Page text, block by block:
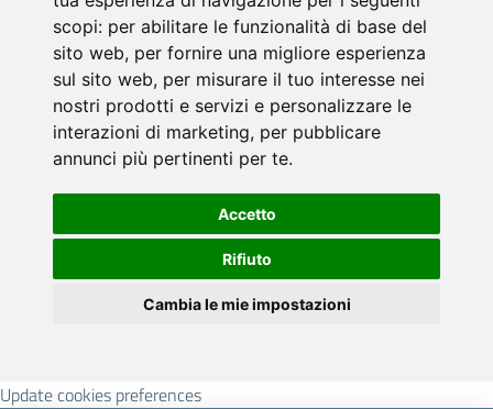
scopi: per abilitare le funzionalità di base del
sito web, per fornire una migliore esperienza
sul sito web, per misurare il tuo interesse nei
nostri prodotti e servizi e personalizzare le
interazioni di marketing, per pubblicare
annunci più pertinenti per te.
Accetto
Rifiuto
Cambia le mie impostazioni
Update cookies preferences